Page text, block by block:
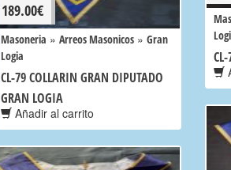
189.00€
Masoneria » Arreos Masonicos » Gran
Logia
CL-79 COLLARIN GRAN DIPUTADO
GRAN LOGIA
Añadir al carrito